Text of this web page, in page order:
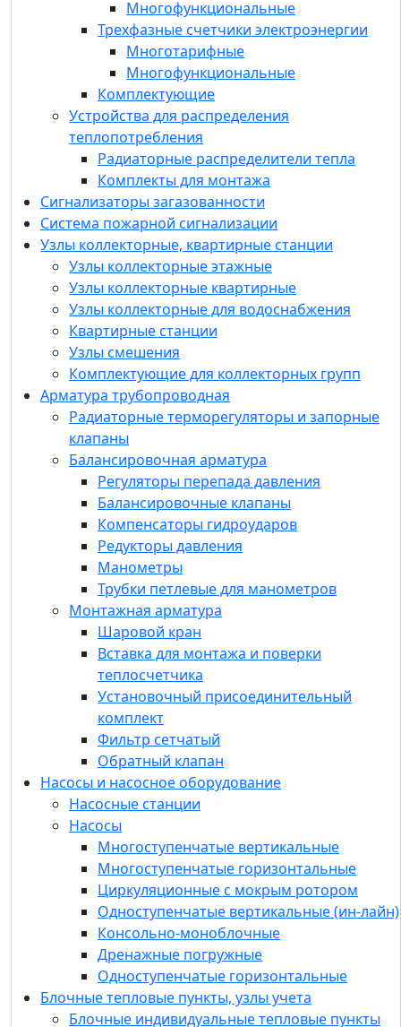
Многофункциональные
Трехфазные счетчики электроэнергии
Многотарифные
Многофункциональные
Комплектующие
Устройства для распределения
теплопотребления
Радиаторные распределители тепла
Комплекты для монтажа
Сигнализаторы загазованности
Система пожарной сигнализации
Узлы коллекторные, квартирные станции
Узлы коллекторные этажные
Узлы коллекторные квартирные
Узлы коллекторные для водоснабжения
Квартирные станции
Узлы смешения
Комплектующие для коллекторных групп
Арматура трубопроводная
Радиаторные терморегуляторы и запорные
клапаны
Балансировочная арматура
Регуляторы перепада давления
Балансировочные клапаны
Компенсаторы гидроударов
Редукторы давления
Манометры
Трубки петлевые для манометров
Монтажная арматура
Шаровой кран
Вставка для монтажа и поверки
теплосчетчика
Установочный присоединительный
комплект
Фильтр сетчатый
Обратный клапан
Насосы и насосное оборудование
Насосные станции
Насосы
Многоступенчатые вертикальные
Многоступенчатые горизонтальные
Циркуляционные с мокрым ротором
Одноступенчатые вертикальные (ин-лайн)
Консольно-моноблочные
Дренажные погружные
Одноступенчатые горизонтальные
Блочные тепловые пункты, узлы учета
Блочные индивидуальные тепловые пункты
Радиаторные распределители тепла
Комплекты для монтажа
Сигнализаторы загазованности
Система пожарной сигнализации
Узлы коллекторные, квартирные станции
Квартирные станции
Узлы коллекторные для водоснабжения
Узлы коллекторные квартирные
Узлы коллекторные этажные
Узлы смешения
Комплектующие для коллекторных групп
Арматура трубопроводная
Радиаторные терморегуляторы и запорные
клапаны
Балансировочная арматура
Регуляторы перепада давления
Балансировочные клапаны
Компенсаторы гидроударов
Редукторы давления
Манометры
Трубки петлевые для манометров
Монтажная арматура
Шаровой кран
Вставка для монтажа и поверки
теплосчетчика
Установочный присоединительный
комплект
Фильтр сетчатый
Обратный клапан
Насосы и насосное оборудование
Насосные станции
Насосы
Многоступенчатые вертикальные
Многоступенчатые горизонтальные
Циркуляционные с мокрым ротором
Одноступенчатые вертикальные (ин-
лайн)
Консольно-моноблочные
Дренажные погружные
Одноступенчатые горизонтальные
Блочные тепловые пункты, узлы учета
Блочные индивидуальные тепловые пункты
Вводные узлы учёта
Трубы РЕ-Ха и фитинги
Трубы РЕ-Ха
Трубы гофрированные защитные
Аксиальные фитинги